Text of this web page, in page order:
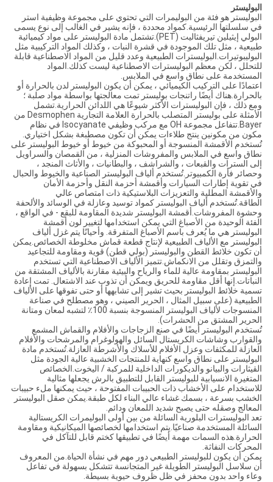
البوليستر
البوليستر هو فئة من البوليمرات التي تحتوي على مجموعة وظيفية استر
في سلسلتها الرئيسية.كمواد محددة ، فإنه يشير في الغالب إلى نوع يسمى
البولي إيثيلين تيريفثاليت (PET).تشتمل مادة البوليستر على مواد كيميائية
طبيعية ، مثل تلك الموجودة في قشرة النبات ، وكذلك المواد التركيبية مثل
البوليبوتيرات.البوليسترات الطبيعية وعدد قليل من المواد الاصطناعية قابلة
للتحلل ، لكن معظم البوليسترات الاصطناعية ليست كذلك.المواد
المستخدمة على نطاق واسع في الملابس.
اعتمادًا على التركيب الكيميائي ، يمكن أن يكون البوليستر لدن بالحرارة أو
بالحرارة.هناك أيضًا راتنجات بوليستر تمت معالجتها بواسطة مواد صلبة ؛
ومع ذلك ، فإن البوليسترات الأكثر شيوعًا هي اللدائن الحرارية.تشمل
الأمثلة على بوليستر المتصلب بالحرارة العلامة التجارية Desmophen من
Bayer.تتفاعل مجموعة OH مع مركب وظيفي Isocyanate في نظام
مكون من مكونين ينتج طلاءات يمكن أن تكون مصطبغة بشكل اختياري.
تُستخدم الأقمشة المنسوجة أو المحبوكة من خيوط أو خيوط البوليستر على
نطاق واسع في الملابس والمفروشات المنزلية ، من القمصان والسراويل
إلى السترات والقبعات ، والشراشف ، والبطانيات ، والأثاث المنجد ،
وحصائر فأرة الكمبيوتر.تُستخدم ألياف البوليستر الصناعية والخيوط والحبال
في تقوية إطارات السيارات وأقمشة أحزمة النقل وأحزمة الأمان
والأقمشة المطلية والتعزيزات البلاستيكية ذات امتصاص عالي
الطاقة.تُستخدم ألياف البوليستر كمواد توسيد وعازلة في الوسائد والألحفة
وحشوة المفروشات.أقمشة البوليستر شديدة المقاومة للبقع - في الواقع ،
الفئة الوحيدة من الأصباغ التي يمكن استخدامها لتغيير لون أقمشة
البوليستر هي ما يُعرف باسم الأصباغ المتفرقة. وأحيانًا يتم غزل ألياف
البوليستر مع الألياف الطبيعية لإنتاج قطعة قماش مخلوطة الخصائص.يمكن
أن تكون خلائط القطن والبوليستر (بولي قطن) قوية ومقاومة للتجاعيد
والتمزق وتقلل من الانكماش.تتميز الألياف الاصطناعية التي تستخدم
البوليستر بمقاومة عالية للماء والرياح والبيئية مقارنة بالألياف المشتقة من
النباتات.إنها أقل مقاومة للحريق ويمكن أن تذوب عند الاشتعال. تمت إعادة
تسمية خلائط البوليستر بحيث تشير إلى تشابهها أو حتى تفوقها على الألياف
الطبيعية (على سبيل المثال ، الحرير الصيني ، وهو مصطلح في صناعة
المنسوجات لألياف البوليستر المنسوجة بنسبة 100٪ لتشبه لمعان ومتانة
الحرير المشتق من الحشرات).
تُستخدم البوليستر أيضًا في صنع الزجاجات والأفلام والقماش المشمع
والقوارب وشاشات الكريستال السائل والهولوغرام والمرشحات والأفلام
العازلة للمكثفات وعزل الأفلام للأسلاك والأشرطة العازلة.تُستخدم مادة
البوليستر على نطاق واسع كنهاية للمنتجات الخشبية عالية الجودة مثل
القيثارات والبيانو والديكورات الداخلية للمركبة / اليخوت.الخصائص
المتغيرة الانسيابية للبوليستر القابل للتطبيق بالرش يجعلها مثالية
للاستخدام على الأخشاب ذات الحبيبات المفتوحة ، حيث يمكنها ملء حبيبات
الخشب بسرعة ، بسمك غشاء عالي البناء لكل طبقة.يمكن صقل البوليستر
المعالج وصقله حتى يصبح شديد اللمعان ودائم.
تعد البوليسترات البلورية السائلة من بين أولى البوليمرات الكريستالية
السائلة المستخدمة صناعيًا.يتم استخدامها لخصائصها الميكانيكية ومقاومة
الحرارة.هذه السمات مهمة أيضًا في تطبيقها كختم قابل للتآكل في
المحركات النفاثة.
يمكن أن يكون للبوليستر الطبيعي دور مهم في نشأة الحياة.من المعروف
أن سلاسل البوليستر الطويلة غير المتجانسة تتشكل بسهولة في تفاعل
وعاء واحد بدون محفز في ظل ظروف حيوية بسيطة.